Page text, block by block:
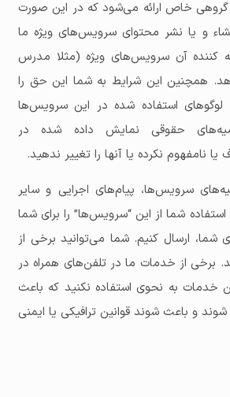
گروهی خاص ارائه می‌شود که در این صورت
و یا نشر محتوای سرویس‌های ویژه ما
کننده آن سرویس‌های ویژه (مثلا مدرس
همچنین این شرایط به شما این حق را
لوگوهای استفاده شده در این سرویس‌ها
حقوقی نمایش داده شده در
نامفهوم نکرده یا آنها را تغییر ندهید.
سرویس‌ها، پیام‌های اجرایی و سایر
استفاده شما از این “سرویس‌ها” را برای شما
شما، ارسال کنیم. شما می‌توانید برخی از
برخی از خدمات ما در تلفن‌های همراه در
خدمات به نحوی استفاده نکنید که باعث
و باعث شوند قوانین ترافیکی یا ایمنی